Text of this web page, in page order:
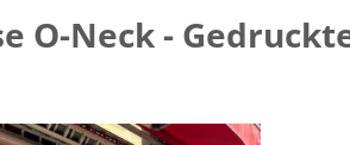
O-Neck -